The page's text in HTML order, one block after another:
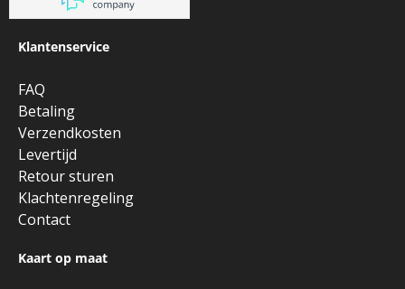
Klantenservice
FAQ
Betaling
Verzendkosten
Levertijd
Retour sturen
Klachtenregeling
Contact
Kaart op maat